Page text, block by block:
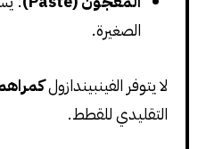
الصغيرة.
لا يتوفر الفينبيندازول
التقليدي للقطط.